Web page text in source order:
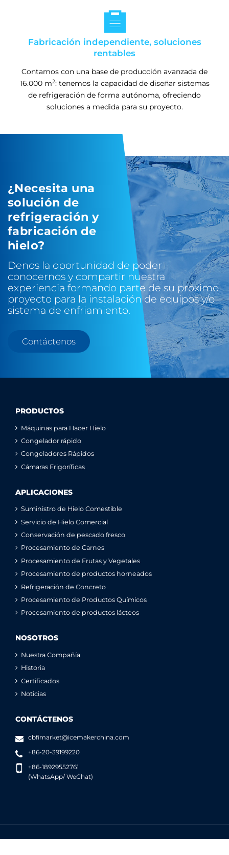

Fabricación independiente, soluciones
rentables
Contamos con una base de producción avanzada de
16.000 m2: tenemos la capacidad de diseñar sistemas
de refrigeración de forma autónoma, ofreciendo
soluciones a medida para su proyecto.
¿Necesita una
solución de
refrigeración y
fabricación de
hielo?
Denos la oportunidad de poder
conocernos y compartir nuestra
experiencia formando parte de su próximo
proyecto para la instalación de equipos y/o
sistema de enfriamiento.
Contáctenos
PRODUCTOS
Máquinas para Hacer Hielo
Congelador rápido
Congeladores Rápidos
Cámaras Frigoríficas
APLICACIONES
Suministro de Hielo Comestible
Servicio de Hielo Comercial
Conservación de pescado fresco
Procesamiento de Carnes
Procesamiento de Frutas y Vegetales
Procesamiento de productos horneados
Refrigeración de Concreto
Procesamiento de Productos Químicos
Procesamiento de productos lácteos
NOSOTROS
Nuestra Compañía
Historia
Certificados
Noticias
CONTÁCTENOS
cbfimarket@icemakerchina.com
+86-20-39199220
+86-18929552761
(WhatsApp/ WeChat)